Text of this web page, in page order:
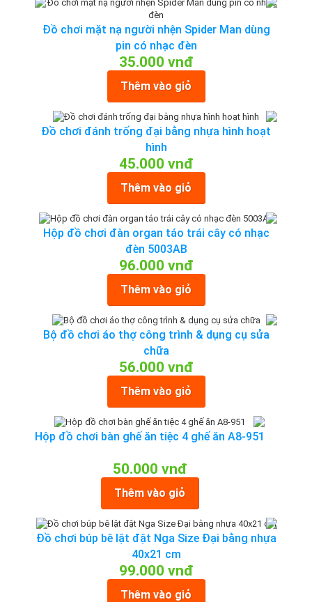
Đồ chơi mặt nạ người nhện Spider Man dùng
pin có nhạc đèn
35.000 vnđ
Thêm vào giỏ
Đồ chơi đánh trống đại bằng nhựa hình hoạt
hình
45.000 vnđ
Thêm vào giỏ
Hộp đồ chơi đàn organ táo trái cây có nhạc
đèn 5003AB
96.000 vnđ
Thêm vào giỏ
Bộ đồ chơi áo thợ công trình & dụng cụ sửa
chữa
56.000 vnđ
Thêm vào giỏ
Hộp đồ chơi bàn ghế ăn tiệc 4 ghế ăn A8-951
50.000 vnđ
Thêm vào giỏ
Đồ chơi búp bê lật đật Nga Size Đại bằng nhựa
40x21 cm
99.000 vnđ
Thêm vào giỏ